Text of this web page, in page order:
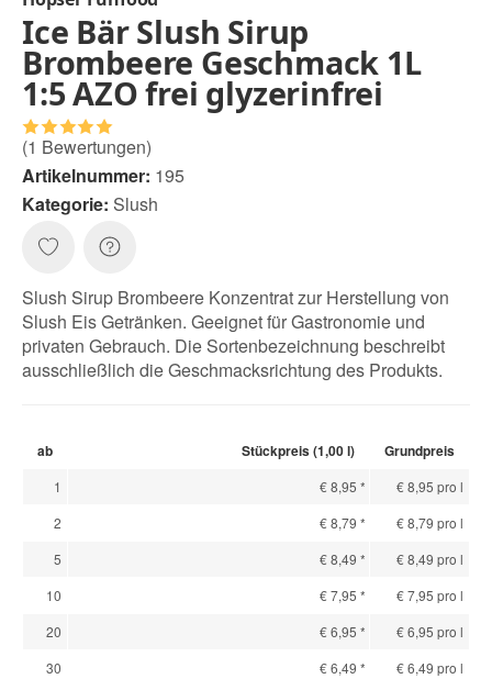
Ice Bär Slush Sirup
Brombeere Geschmack 1L
1:5 AZO frei glyzerinfrei
(1 Bewertungen)
Artikelnummer: 195
Kategorie: Slush
Slush Sirup Brombeere Konzentrat zur Herstellung von
Slush Eis Getränken. Geeignet für Gastronomie und
privaten Gebrauch. Die Sortenbezeichnung beschreibt
ausschließlich die Geschmacksrichtung des Produkts.
ab Stückpreis (1,00 l) Grundpreis
1 € 8,95 *
€ 8,95 pro l
2
€ 8,79 *
€ 8,79 pro l
5
€ 8,49 *
€ 8,49 pro l
10
€ 7,95 *
€ 7,95 pro l
20
€ 6,95 *
€ 6,95 pro l
30
€ 6,49 * € 6,49 pro l